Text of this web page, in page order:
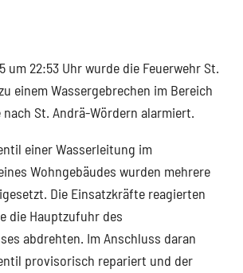
um 22:53 Uhr wurde die Feuerwehr St.
einem Wassergebrechen im Bereich
St. Andrä-Wördern alarmiert.
einer Wasserleitung im
Wohngebäudes wurden mehrere
Die Einsatzkräfte reagierten
die Hauptzufuhr des
abdrehten. Im Anschluss daran
provisorisch repariert und der